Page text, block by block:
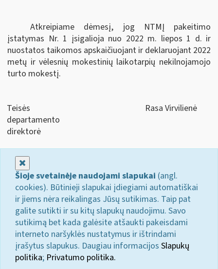
Atkreipiame dėmesį, jog NTMĮ pakeitimo
įstatymas Nr. 1 įsigalioja nuo 2022 m. liepos 1 d. ir
nuostatos taikomos apskaičiuojant ir deklaruojant 2022
metų ir vėlesnių mokestinių laikotarpių nekilnojamojo
turto mokestį.
Teisės
departamento
direktorė
Rasa Virvilienė
Šioje svetainėje naudojami slapukai (angl.
cookies). Būtinieji slapukai įdiegiami automatiškai
ir jiems nėra reikalingas Jūsų sutikimas. Taip pat
galite sutikti ir su kitų slapukų naudojimu. Savo
sutikimą bet kada galėsite atšaukti pakeisdami
interneto naršyklės nustatymus ir ištrindami
įrašytus slapukus. Daugiau informacijos Slapukų
politika; Privatumo politika.